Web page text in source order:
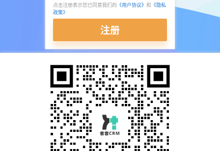
点击注册表示您已同意我们的 《用户协议》 和 《隐私
政策》
注册